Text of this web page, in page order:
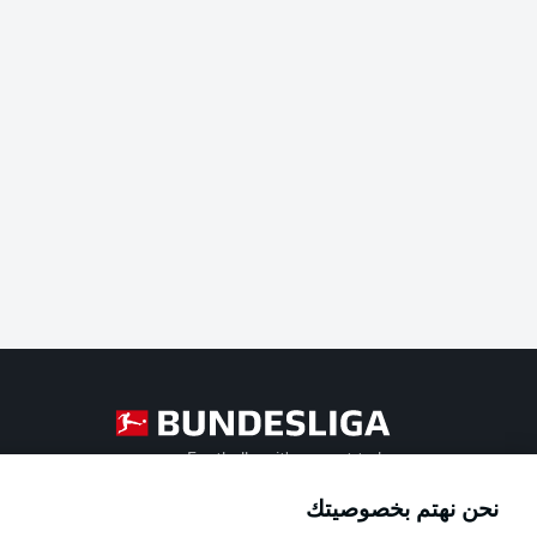
Football as it's meant to be
Official Partners
نحن نهتم بخصوصيتك